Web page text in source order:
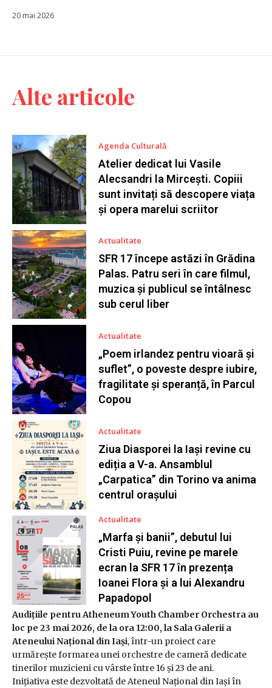
20 mai 2026
Audițiile pentru Atheneum Youth Chamber Orchestra au
loc pe 23 mai 2026, de la ora 12:00, la Sala Galerii a
Ateneului Național din Iași, într-un proiect care
urmărește formarea unei orchestre de cameră dedicate
tinerilor muzicieni cu vârste între 16 și 23 de ani.
Inițiativa este dezvoltată deAteneul Național din Iașiîn
Alte articole
Agenda Culturală
Atelier dedicat lui Vasile
Alecsandri la Mircești. Copiii
sunt invitați să descopere viața
și opera marelui scriitor
Actualitate
SFR 17 începe astăzi în Grădina
Palas. Patru seri în care filmul,
muzica și publicul se întâlnesc
sub cerul liber
Actualitate
„Poem irlandez pentru vioară și
suflet”, o poveste despre iubire,
fragilitate și speranță, în Parcul
Copou
Actualitate
Ziua Diasporei la Iași revine cu
ediția a V-a. Ansamblul
„Carpatica” din Torino va anima
centrul orașului
Actualitate
„Marfa și banii”, debutul lui
Cristi Puiu, revine pe marele
ecran la SFR 17 în prezența
Ioanei Flora și a lui Alexandru
Papadopol